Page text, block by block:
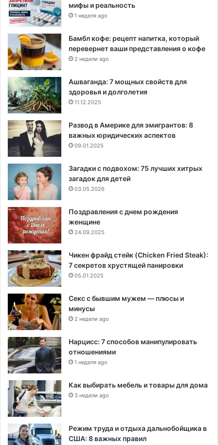
мифы и реальность
1 неделя ago
Бамбл кофе: рецепт напитка, который
перевернет ваши представления о кофе
2 недели ago
Ашваганда: 7 мощных свойств для
здоровья и долголетия
11.12.2025
Развод в Америке для эмигрантов: 8
важных юридических аспектов
09.01.2025
Загадки с подвохом: 75 лучших хитрых
загадок для детей
03.05.2026
Поздравления с днем рождения
женщине
24.09.2025
Чикен фрайд стейк (Chicken Fried Steak):
7 секретов хрустящей панировки
05.01.2025
Секс с бывшим мужем — плюсы и
минусы
2 недели ago
Нарцисс: 7 способов манипулировать
отношениями
1 неделя ago
Как выбирать мебель и товары для дома
3 недели ago
Режим труда и отдыха дальнобойщика в
США: 8 важных правил